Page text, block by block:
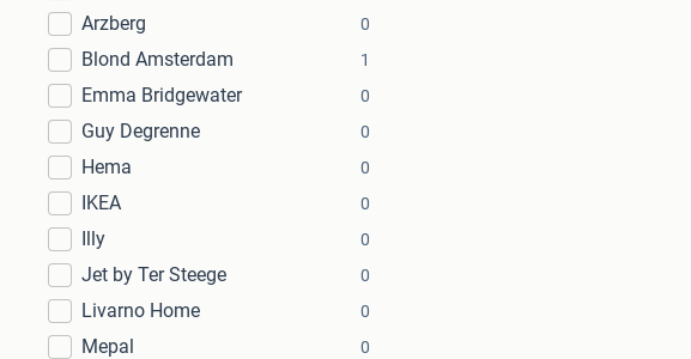
Arzberg 0
Blond Amsterdam 1
Emma Bridgewater 0
Guy Degrenne 0
Hema 0
IKEA 0
Illy 0
Jet by Ter Steege 0
Livarno Home 0
Mepal 0